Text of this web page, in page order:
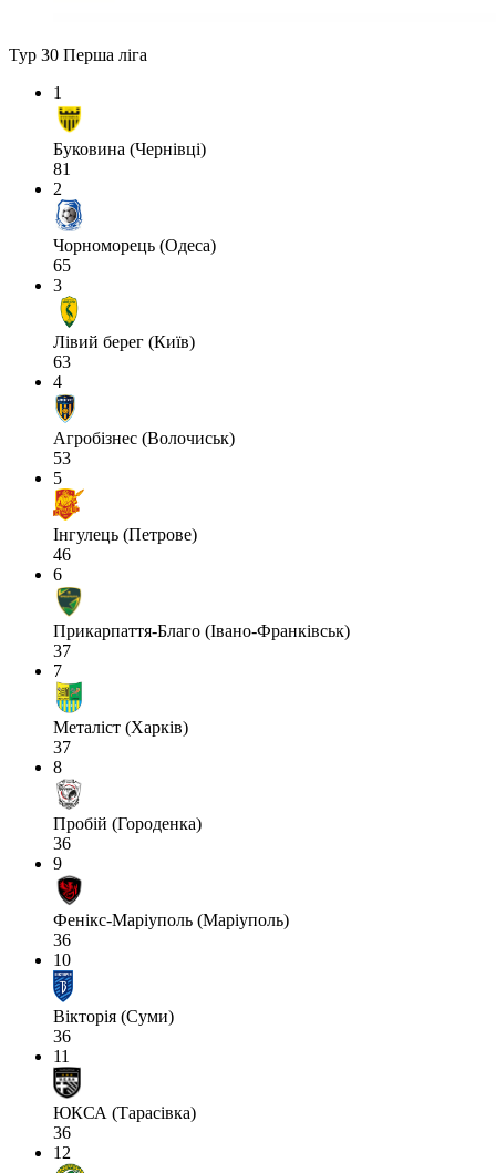
Тур 30 Перша ліга
1
Буковина (Чернівці)
81
2
Чорноморець (Одеса)
65
3
Лівий берег (Київ)
63
4
Агробізнес (Волочиськ)
53
5
Інгулець (Петрове)
46
6
Прикарпаття-Благо (Івано-Франківськ)
37
7
Металіст (Харків)
37
8
Пробій (Городенка)
36
9
Фенікс-Маріуполь (Маріуполь)
36
10
Вікторія (Суми)
36
11
ЮКСА (Тарасівка)
36
12